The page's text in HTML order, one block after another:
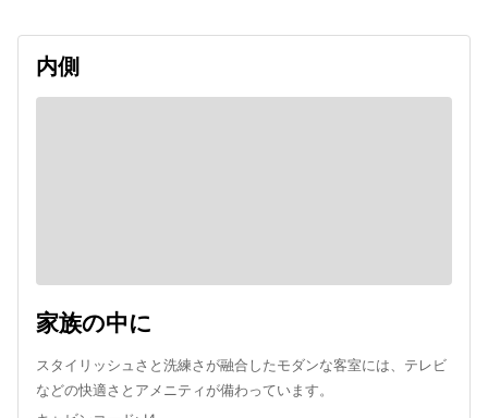
内側
家族の中に
スタイリッシュさと洗練さが融合したモダンな客室には、テレビ
などの快適さとアメニティが備わっています。